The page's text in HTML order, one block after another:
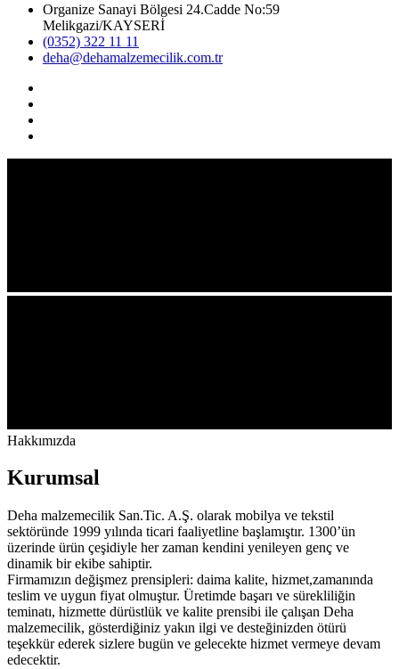
Organize Sanayi Bölgesi 24.Cadde No:59
Melikgazi/KAYSERİ
(0352) 322 11 11
deha@dehamalzemecilik.com.tr
Hakkımızda
Kurumsal
Deha malzemecilik San.Tic. A.Ş. olarak mobilya ve tekstil
sektöründe 1999 yılında ticari faaliyetline başlamıştır. 1300’ün
üzerinde ürün çeşidiyle her zaman kendini yenileyen genç ve
dinamik bir ekibe sahiptir.
Firmamızın değişmez prensipleri: daima kalite, hizmet,zamanında
teslim ve uygun fiyat olmuştur. Üretimde başarı ve sürekliliğin
teminatı, hizmette dürüstlük ve kalite prensibi ile çalışan Deha
malzemecilik, gösterdiğiniz yakın ilgi ve desteğinizden ötürü
teşekkür ederek sizlere bugün ve gelecekte hizmet vermeye devam
edecektir.